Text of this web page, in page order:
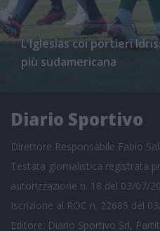
L'Iglesias coi portieri
più sudamericana
Diario Sportivo
Direttore Responsabile Fabio
Testata giornalistica registrata
autorizzazione n. 18 del 03/07/
Iscrizione al ROC n. 22685 del
Editore: Diario Sportivo Srl,